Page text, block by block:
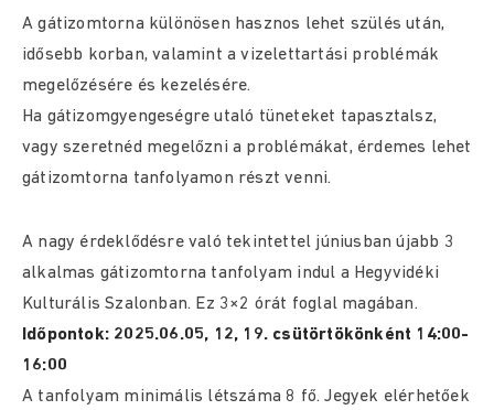
A gátizomtorna különösen hasznos lehet szülés után,
idősebb korban, valamint a vizelettartási problémák
megelőzésére és kezelésére.
Ha gátizomgyengeségre utaló tüneteket tapasztalsz,
vagy szeretnéd megelőzni a problémákat, érdemes lehet
gátizomtorna tanfolyamon részt venni.
A nagy érdeklődésre való tekintettel júniusban újabb 3
alkalmas gátizomtorna tanfolyam indul a Hegyvidéki
Kulturális Szalonban. Ez 3×2 órát foglal magában.
Időpontok: 2025.06.05, 12, 19. csütörtökönként 14:00-
16:00
A tanfolyam minimális létszáma 8 fő. Jegyek elérhetőek